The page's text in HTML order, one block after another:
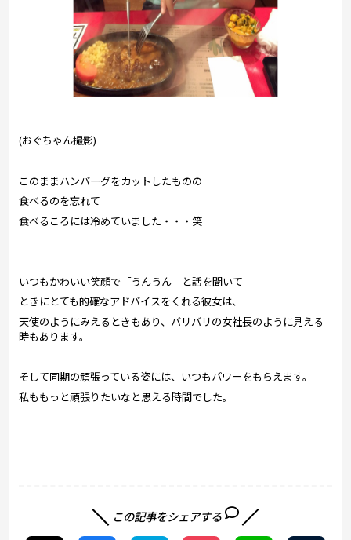
(おぐちゃん撮影)
このままハンバーグをカットしたものの
食べるのを忘れて
食べるころには冷めていました・・・笑
いつもかわいい笑顔で「うんうん」と話を聞いて
ときにとても的確なアドバイスをくれる彼女は、
天使のようにみえるときもあり、バリバリの女社長のように見える
時もあります。
そして同期の頑張っている姿には、いつもパワーをもらえます。
私ももっと頑張りたいなと思える時間でした。
この記事をシェアする